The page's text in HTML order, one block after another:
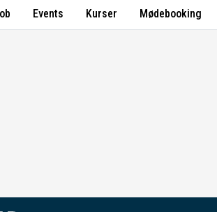
Events Kurser Mødebooking